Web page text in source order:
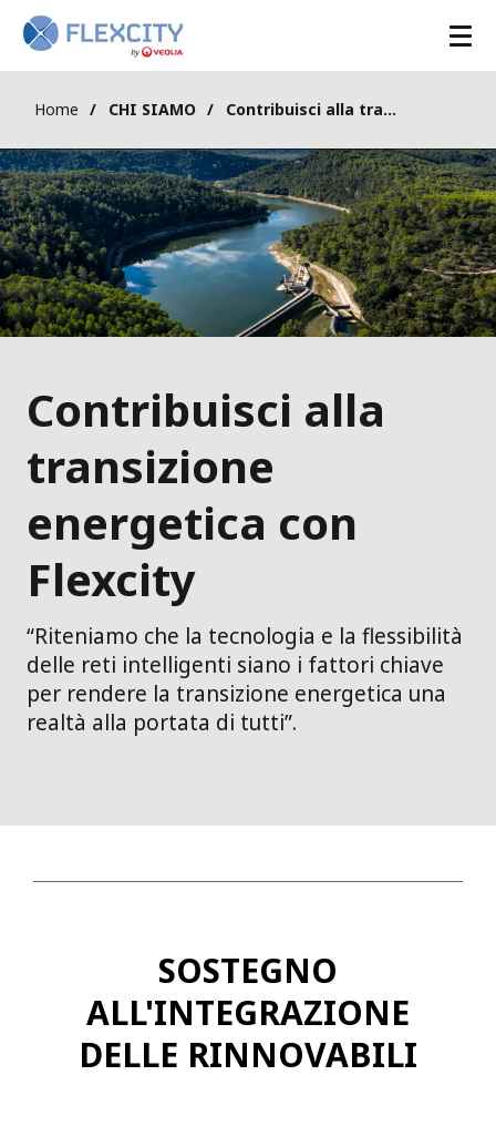
Home CHI SIAMO Contribuisci alla transizione energetica con Flexcity
Contribuisci alla
transizione
energetica con
Flexcity
“Riteniamo che la tecnologia e la flessibilità
delle reti intelligenti siano i fattori chiave
per rendere la transizione energetica una
realtà alla portata di tutti”.
SOSTEGNO
ALL'INTEGRAZIONE
DELLE RINNOVABILI